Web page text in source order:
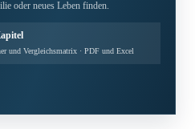
oder neues Leben finden.
und Vergleichsmatrix · PDF und Excel